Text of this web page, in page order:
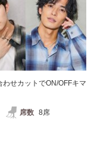
せカットでON/OFFキマ
席数 8席